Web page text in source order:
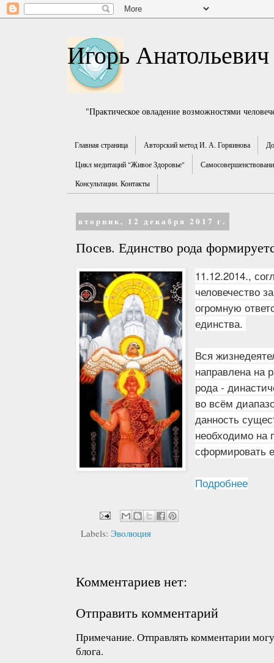
Игорь
"Практическое овладение возможностями
Главная страница Авторский метод И. А. Горяинова
Цикл медитаций "Живое Здоровье"
Консультации. Контакты
вторник, 12 декабря 2017 г.
Посев. Единство рода
11.12.2014.,
человечество
огромную
единства.
Вся
направлена на
рода -
во всём
данность
необходимо на
сформировать
Подробнее
Labels: Эволюция
Комментариев нет:
Отправить комментарий
Примечание. Отправлять комментарии
блога.